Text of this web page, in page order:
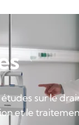
sur le
et le